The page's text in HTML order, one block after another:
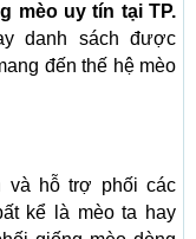
mèo uy tín tại TP.
danh sách được
đến thế hệ mèo
hỗ trợ phối các
kể là mèo ta hay